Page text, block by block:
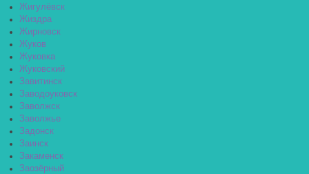
Жигулёвск
Жиздра
Жирновск
Жуков
Жуковка
Жуковский
Завитинск
Заводоуковск
Заволжск
Заволжье
Задонск
Заинск
Закаменск
Заозёрный